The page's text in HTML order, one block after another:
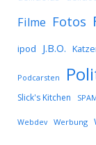
Filme Fotos
ipod J.B.O.
Podcarsten
Slick's Kitchen
Webdev Werbung